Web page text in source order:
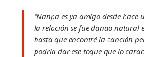
“Nanpa es ya amigo desde hace
la relación se fue dando natural
hasta que encontré la canción
podría dar ese toque que lo